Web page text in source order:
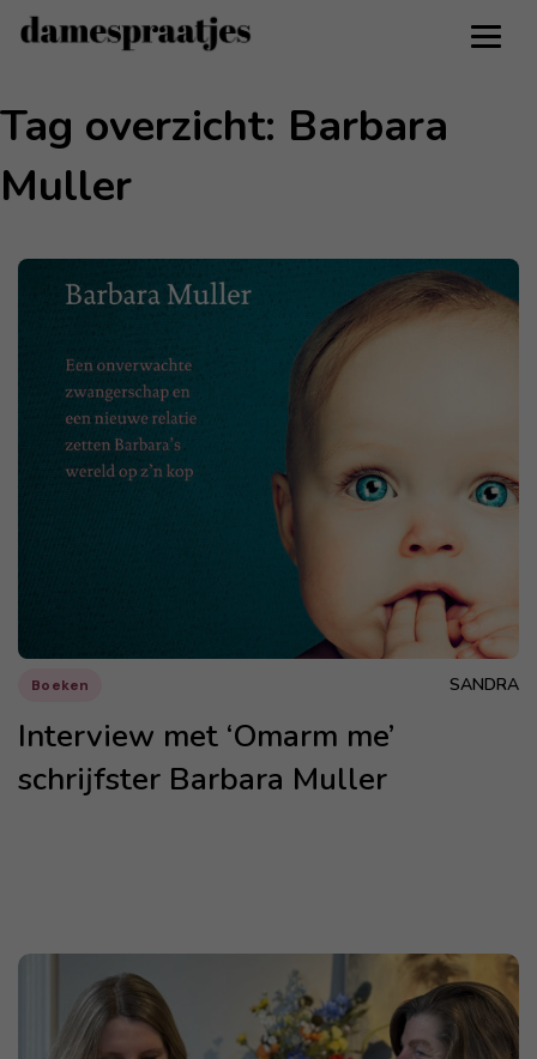
Tag overzicht: Barbara
Muller
Boeken SANDRA
Interview met ‘Omarm me’
schrijfster Barbara Muller